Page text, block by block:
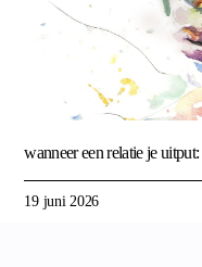
wanneer een relatie je
19 juni 2026